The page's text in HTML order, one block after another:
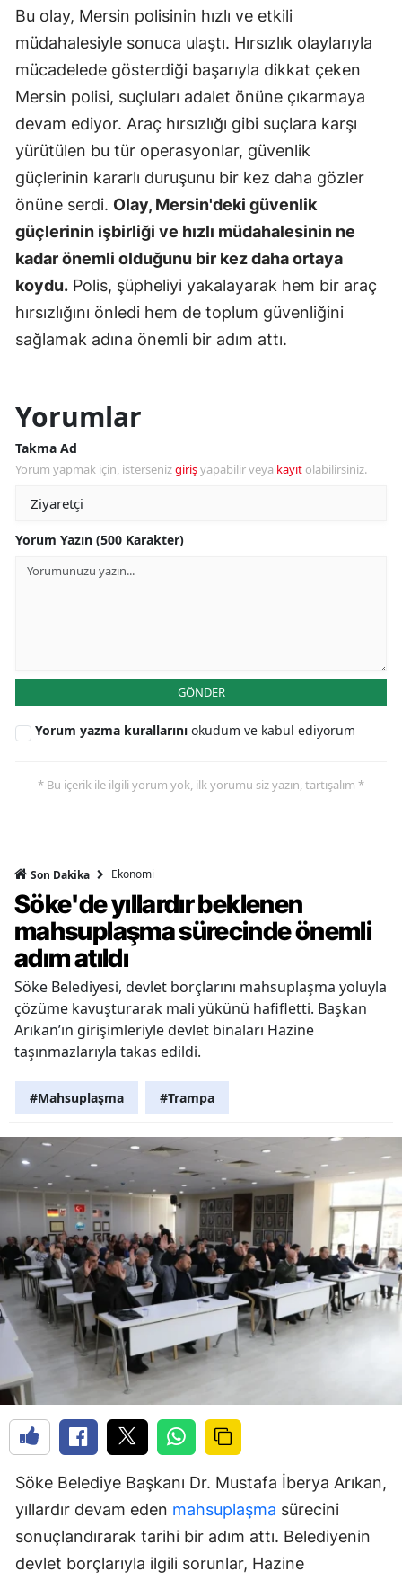
Bu olay, Mersin polisinin hızlı ve etkili
müdahalesiyle sonuca ulaştı. Hırsızlık olaylarıyla
mücadelede gösterdiği başarıyla dikkat çeken
Mersin polisi, suçluları adalet önüne çıkarmaya
devam ediyor. Araç hırsızlığı gibi suçlara karşı
yürütülen bu tür operasyonlar, güvenlik
güçlerinin kararlı duruşunu bir kez daha gözler
önüne serdi. Olay, Mersin'deki güvenlik
güçlerinin işbirliği ve hızlı müdahalesinin ne
kadar önemli olduğunu bir kez daha ortaya
koydu. Polis, şüpheliyi yakalayarak hem bir araç
hırsızlığını önledi hem de toplum güvenliğini
sağlamak adına önemli bir adım attı.
Yorumlar
Takma Ad
Yorum yapmak için, istersenizgirişyapabilir veya kayıt olabilirsiniz.
Yorum Yazın (500 Karakter)
GÖNDER
Yorum yazma kurallarını okudum ve kabul ediyorum
* Bu içerik ile ilgili yorum yok, ilk yorumu siz yazın, tartışalım *
Son Dakika Ekonomi
Söke'de yıllardır beklenen
mahsuplaşma sürecinde önemli
adım atıldı
Söke Belediyesi, devlet borçlarını mahsuplaşma yoluyla
çözüme kavuşturarak mali yükünü hafifletti. Başkan
Arıkan’ın girişimleriyle devlet binaları Hazine
taşınmazlarıyla takas edildi.
#Mahsuplaşma #Trampa
Söke Belediye Başkanı Dr. Mustafa İberya Arıkan,
yıllardır devam eden mahsuplaşma sürecini
sonuçlandırarak tarihi bir adım attı. Belediyenin
devlet borçlarıyla ilgili sorunlar, Hazine